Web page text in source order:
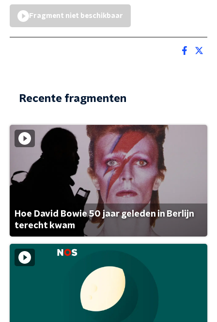
Fragment niet beschikbaar
Recente fragmenten
Hoe David Bowie 50 jaar geleden in Berlijn
terecht kwam